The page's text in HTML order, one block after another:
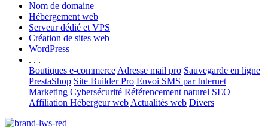
Nom de domaine
Hébergement web
Serveur dédié et VPS
Création de sites web
WordPress
. . .
Boutiques e-commerce Adresse mail pro Sauvegarde en ligne
PrestaShop Site Builder Pro Envoi SMS par Internet
Marketing Cybersécurité Référencement naturel SEO
Affiliation Hébergeur web Actualités web Divers